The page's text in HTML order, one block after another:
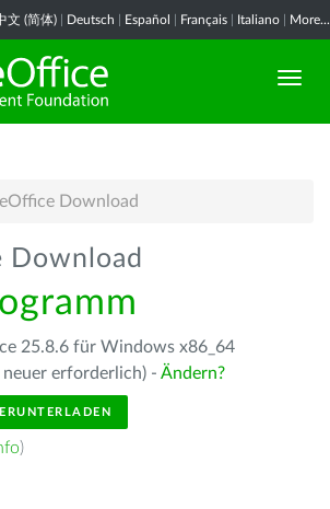
文 (简体) Deutsch Español Français Italiano More...
Download
Download
25.8.6 für Windows x86_64
erforderlich) - Ändern?
)